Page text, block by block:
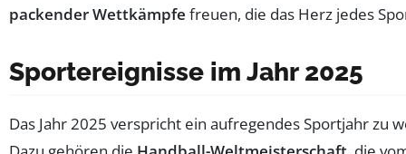
packender Wettkämpfe freuen, die das Herz jedes
Sportereignisse im Jahr 2025
Das Jahr 2025 verspricht ein aufregendes Sportjahr zu